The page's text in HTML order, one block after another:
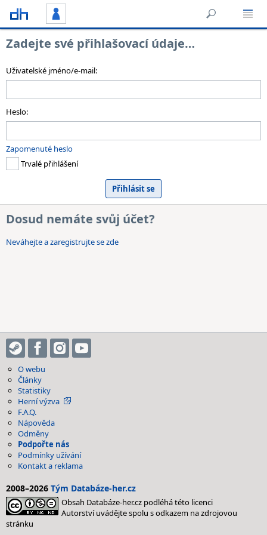
Zadejte své přihlašovací údaje…
Uživatelské jméno/e-mail:
Heslo:
Zapomenuté heslo
Trvalé přihlášení
Dosud nemáte svůj účet?
Neváhejte a zaregistrujte se zde
O webu
Články
Statistiky
Herní výzva
F.A.Q.
Nápověda
Odměny
Podpořte nás
Podmínky užívání
Kontakt a reklama
2008–2026 Tým Databáze-her.cz
Obsah Databáze-her.cz podléhá této licenci
Autorství uvádějte spolu s odkazem na zdrojovou
stránku